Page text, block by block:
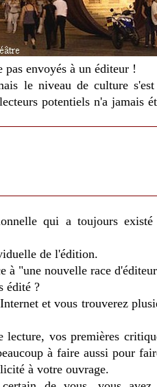
pas envoyés à un éditeur !
le niveau de culture
potentiels n'a jamais
qui a toujours
de l'édition.
à "une nouvelle race
édité ?
et vous trouverez
vos premières
à faire aussi pour
à votre ouvrage.